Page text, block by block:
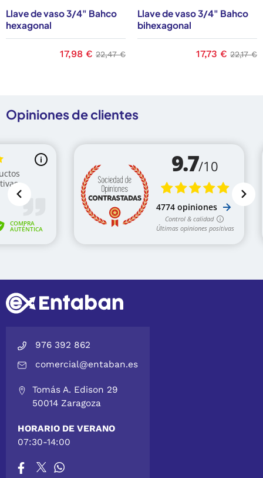
Llave de vaso 3/4" Bahco
hexagonal
Precio
17,98 € Precio base
22,47 €
Llave de vaso 3/4" Bahco
bihexagonal
Precio
17,73 € Precio
22,17 €
Opiniones de clientes
976 392 862
comercial@entaban.es
Tomás A. Edison 29
50014 Zaragoza
HORARIO DE VERANO
07:30-14:00